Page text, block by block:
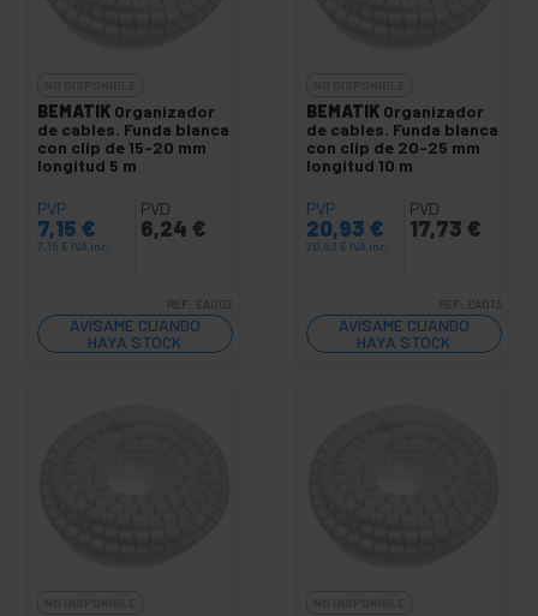
BEMATIK Organizador
de cables. Funda blanca
con clip de 15-20 mm
longitud 5 m
PVP
7,15 €
7,15 € IVA inc.
PVD
6,24 €
REF: EA002
AVÍSAME CUANDO
HAYA STOCK
BEMATIK Organizador
de cables. Funda blanca
con clip de 20-25 mm
longitud 10 m
PVP
20,93 €
20,93 € IVA inc.
PVD
17,73 €
REF: EA013
AVÍSAME CUANDO
HAYA STOCK